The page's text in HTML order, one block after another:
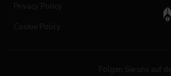
Privacy Policy
Cookie Policy
Folgen Sie uns auf